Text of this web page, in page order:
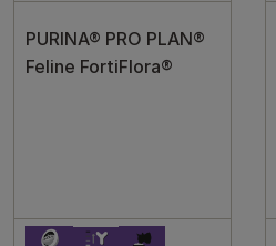
PURINA® PRO PLAN®
Feline FortiFlora®